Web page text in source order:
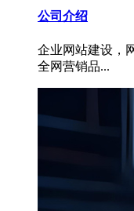
公司介绍
企业网站建设，
全网营销品...